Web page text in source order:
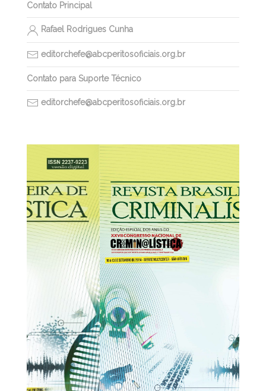
Contato Principal
Rafael Rodrigues Cunha
editorchefe@abcperitosoficiais.org.br
Contato para Suporte Técnico
editorchefe@abcperitosoficiais.org.br
31/12/2025